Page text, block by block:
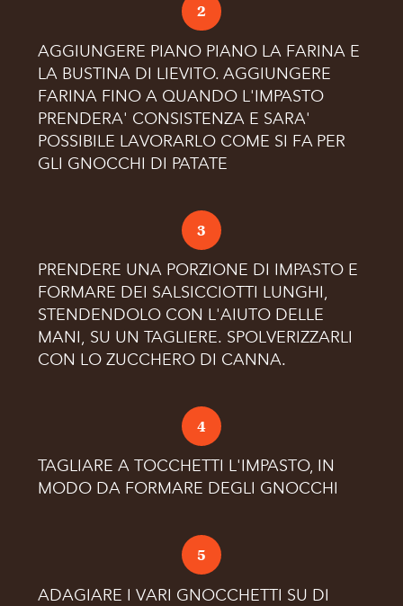
2
AGGIUNGERE PIANO PIANO LA FARINA E
LA BUSTINA DI LIEVITO. AGGIUNGERE
FARINA FINO A QUANDO L'IMPASTO
PRENDERA' CONSISTENZA E SARA'
POSSIBILE LAVORARLO COME SI FA PER
GLI GNOCCHI DI PATATE
3
PRENDERE UNA PORZIONE DI IMPASTO E
FORMARE DEI SALSICCIOTTI LUNGHI,
STENDENDOLO CON L'AIUTO DELLE
MANI, SU UN TAGLIERE. SPOLVERIZZARLI
CON LO ZUCCHERO DI CANNA.
4
TAGLIARE A TOCCHETTI L'IMPASTO, IN
MODO DA FORMARE DEGLI GNOCCHI
5
ADAGIARE I VARI GNOCCHETTI SU DI